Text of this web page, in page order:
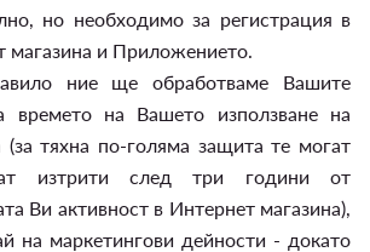
но необходимо за регистрация в
магазина и Приложението.
ние ще обработваме Вашите
времето на Вашето използване на
тяхна по-голяма защита те могат
изтрити след три години от
Ви активност в Интернет магазина),
на маркетингови дейности - докато